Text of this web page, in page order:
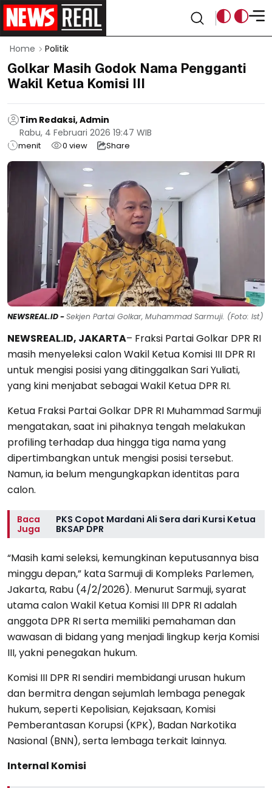
Home Politik
Golkar Masih Godok Nama Pengganti
Wakil Ketua Komisi III
Tim Redaksi, Admin
Rabu, 4 Februari 2026 19:47 WIB
menit 0 view Share
NEWSREAL.ID -Sekjen Partai Golkar, Muhammad Sarmuji. (Foto: Ist)
NEWSREAL.ID, JAKARTA– Fraksi Partai Golkar DPR RI
masih menyeleksi calon Wakil Ketua Komisi III DPR RI
untuk mengisi posisi yang ditinggalkan Sari Yuliati,
yang kini menjabat sebagai Wakil Ketua DPR RI.
Ketua Fraksi Partai Golkar DPR RI Muhammad Sarmuji
mengatakan, saat ini pihaknya tengah melakukan
profiling terhadap dua hingga tiga nama yang
dipertimbangkan untuk mengisi posisi tersebut.
Namun, ia belum mengungkapkan identitas para
calon.
Baca
Juga
PKS Copot Mardani Ali Sera dari Kursi Ketua
BKSAP DPR
“Masih kami seleksi, kemungkinan keputusannya bisa
minggu depan,” kata Sarmuji di Kompleks Parlemen,
Jakarta, Rabu (4/2/2026). Menurut Sarmuji, syarat
utama calon Wakil Ketua Komisi III DPR RI adalah
anggota DPR RI serta memiliki pemahaman dan
wawasan di bidang yang menjadi lingkup kerja Komisi
III, yakni penegakan hukum.
Komisi III DPR RI sendiri membidangi urusan hukum
dan bermitra dengan sejumlah lembaga penegak
hukum, seperti Kepolisian, Kejaksaan, Komisi
Pemberantasan Korupsi (KPK), Badan Narkotika
Nasional (BNN), serta lembaga terkait lainnya.
Internal Komisi